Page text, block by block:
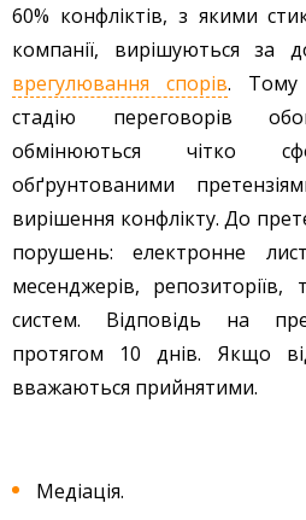
60% конфліктів, з якими
компанії, вирішуються за
врегулювання спорів. Тому
стадію переговорів
обмінюються чітко
обґрунтованими
вирішення конфлікту. До
порушень: електронне
месенджерів, репозиторіїв,
систем. Відповідь на
протягом 10 днів. Якщо
вважаються прийнятими.
Медіація.